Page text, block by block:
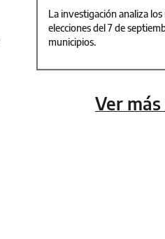
La investigación analiza
elecciones del 7 de
municipios.
Ver